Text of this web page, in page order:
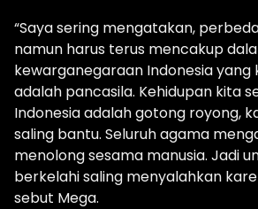
“Saya sering mengatakan,
namun harus terus mencakup
kewarganegaraan Indonesia yang
adalah pancasila. Kehidupan kita
Indonesia adalah gotong royong,
saling bantu. Seluruh agama
menolong sesama manusia. Jadi
berkelahi saling menyalahkan
sebut Mega.